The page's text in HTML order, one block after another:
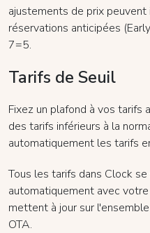
ajustements de prix
réservations anticipées
7=5.
Tarifs de Seuil
Fixez un plafond à vos
des tarifs inférieurs à la
automatiquement les tarifs
Tous les tarifs dans Clock
automatiquement avec
mettent à jour sur
OTA.